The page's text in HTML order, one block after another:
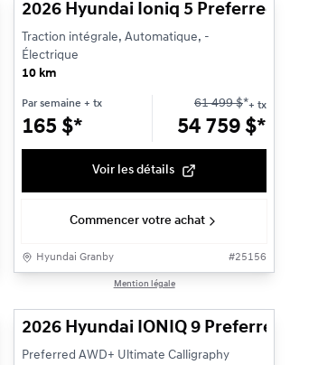
AWD Hybride
2026 Hyundai Ioniq 5 Preferred
Traction intégrale, Automatique, -
Électrique
10 km
Par semaine + tx
165$*
61 499$*+ tx
54 759 $*
Voir les détails
Commencer votre achat
Hyundai Granby #25156
Mention légale
AWD Hybride
2026 Hyundai IONIQ 9 Preferred
Preferred AWD+ Ultimate Calligraphy